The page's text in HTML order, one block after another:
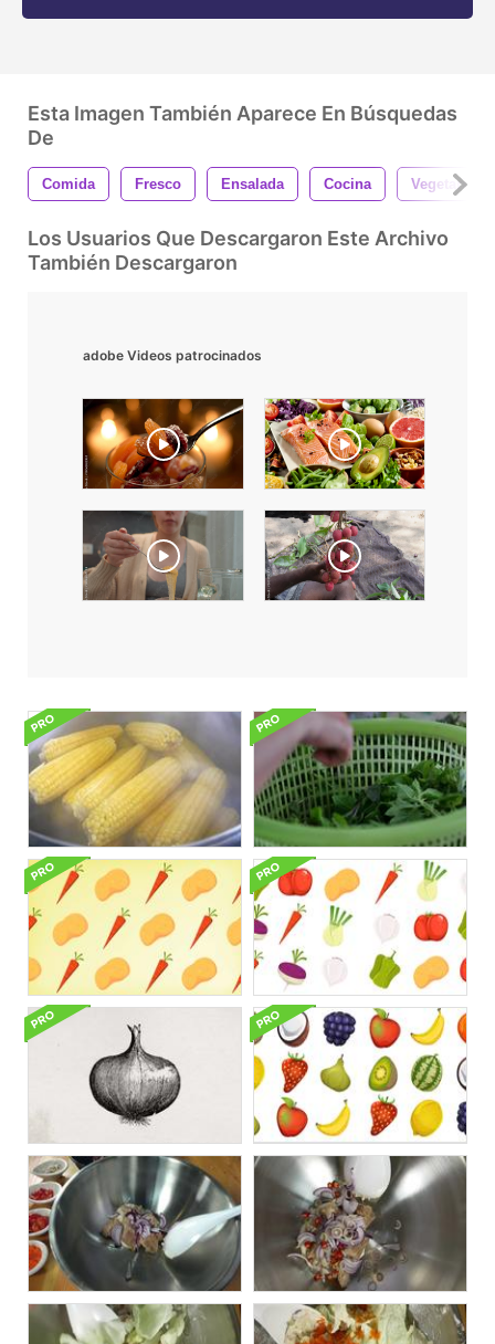
Esta Imagen También Aparece En Búsquedas
De
Comida Fresco Ensalada Cocina Vegetariano
Los Usuarios Que Descargaron Este Archivo
También Descargaron
adobe Videos patrocinados